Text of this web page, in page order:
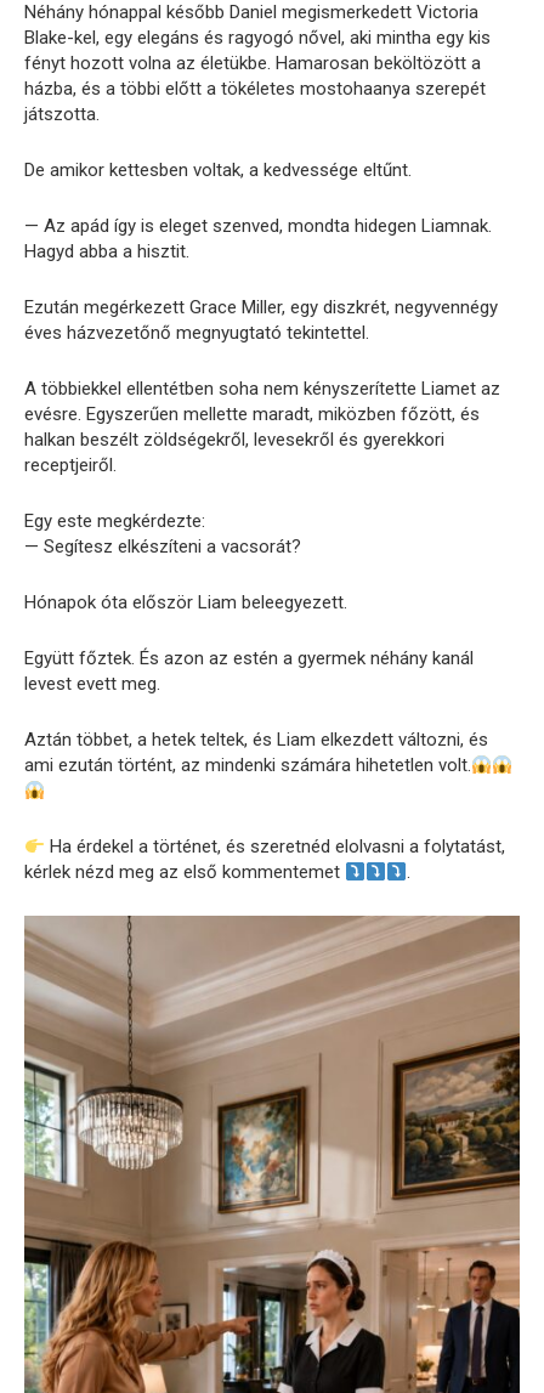
Néhány hónappal később Daniel megismerkedett Victoria
Blake-kel, egy elegáns és ragyogó nővel, aki mintha egy kis
fényt hozott volna az életükbe. Hamarosan beköltözött a
házba, és a többi előtt a tökéletes mostohaanya szerepét
játszotta.
De amikor kettesben voltak, a kedvessége eltűnt.
— Az apád így is eleget szenved, mondta hidegen Liamnak.
Hagyd abba a hisztit.
Ezután megérkezett Grace Miller, egy diszkrét, negyvennégy
éves házvezetőnő megnyugtató tekintettel.
A többiekkel ellentétben soha nem kényszerítette Liamet az
evésre. Egyszerűen mellette maradt, miközben főzött, és
halkan beszélt zöldségekről, levesekről és gyerekkori
receptjeiről.
Egy este megkérdezte:
— Segítesz elkészíteni a vacsorát?
Hónapok óta először Liam beleegyezett.
Együtt főztek. És azon az estén a gyermek néhány kanál
levest evett meg.
Aztán többet, a hetek teltek, és Liam elkezdett változni, és
ami ezután történt, az mindenki számára hihetetlen volt.
Ha érdekel a történet, és szeretnéd elolvasni a folytatást,
kérlek nézd meg az első kommentemet
.